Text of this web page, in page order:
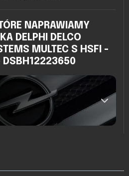
NAPRAWIAMY
DELPHI DELCO
MULTEC S HSFI -
DSBH12223650